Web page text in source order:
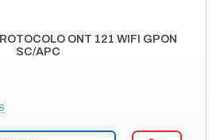
ONT 121 WIFI GPON
SC/APC